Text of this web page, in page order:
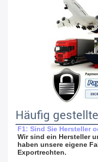
Häufig
F1: Sind Sie Hersteller
Wir sind ein Hersteller
haben unsere eigene
Exportrechten.